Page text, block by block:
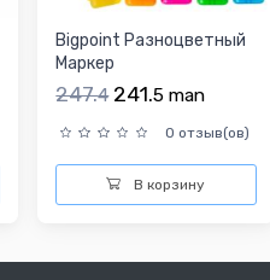
Bigpoint Разноцветный
Маркер
247.4 241.5 man
0 отзыв(ов)
В корзину